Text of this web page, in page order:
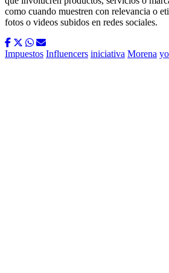
como cuando muestren con relevancia o
fotos o videos subidos en redes sociales.
Impuestos Influencers iniciativa Morena